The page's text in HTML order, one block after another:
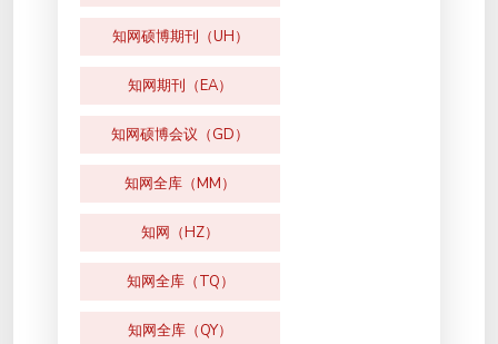
知网硕博期刊（UH）
知网期刊（EA）
知网硕博会议（GD）
知网全库（MM）
知网（HZ）
知网全库（TQ）
知网全库（QY）